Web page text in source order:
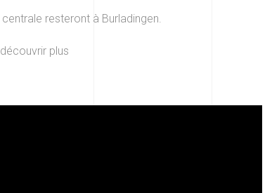
resteront à Burladingen.
plus